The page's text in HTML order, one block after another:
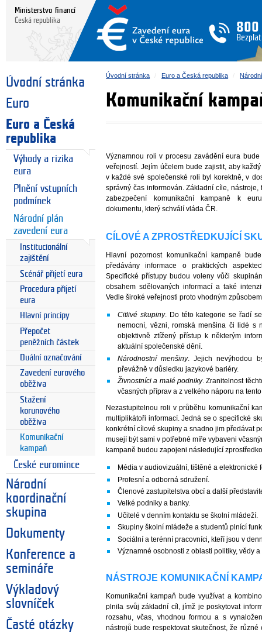
Ministerstvo financí
Česká republika
800
Úvodní stránka
Euro
Euro a Česká
republika
Výhody a rizika
eura
Plnění vstupních
podmínek
Národní plán
zavedení eura
Institucionální
zajištění
Scénář přijetí eura
Procedura přijetí
eura
Hlavní principy
Přepočet
peněžních částek
Duální označování
Zavedení eurového
oběživa
Stažení
korunového
oběživa
Komunikační
kampaň
České euromince
Národní
koordinační
skupina
Dokumenty
Konference a
semináře
Výkladový
slovníček
Časté otázky
Úvodní stránka Euro a Česká republika
Komunikační
Významnou roli v procesu zavádění eura
veřejností. Jejím účelem bude zajistit, aby
v každé své společenské roli byl korektně, v
správný čas informován. Základní cíle,
zabezpečení komunikační kampaně k
dokumentu, který schválí vláda ČR.
CÍLOVÉ A ZPROSTŘEDKUJÍCÍ
Hlavní pozornost komunikační kampaně
předávány informace o praktických
Specifické přístupy budou voleny vůči
obsahem sdělovaných informací a také
Vedle široké veřejnosti proto vhodným
Citlivé skupiny. Do této kategorie se řadí
nemocní, vězni, romská menšina či lidé s
objektivně ztížený přístup k některým
aktuální společenské dění.
Národnostní menšiny. Jejich nevýhodou
převážně v důsledku jazykové bariéry.
Živnostníci a malé podniky. Zranitelnost
včasných příprav a z velkého náporu na
Nezastupitelnou roli v průběhu komunikační
multiplikátoři informací. Jedná se o specifické
konkrétní cílové skupiny a snadno jim předávat
musejí být sami v potřebné míře vybaveni
kampaně budou zapojeni následující
Média v audiovizuální, tištěné a elektronické
Profesní a odborná sdružení.
Členové zastupitelstva obcí a další
Velké podniky a banky.
Učitelé v denním kontaktu se školní mládeží.
Skupiny školní mládeže a studentů plnící
Sociální a terénní pracovníci, kteří jsou v
Významné osobnosti z oblasti politiky, vědy
NÁSTROJE KOMUNIKAČNÍ
Komunikační kampaň bude využívat a
plnila svůj základní cíl, jímž je poskytovat
rozsahu, včas, vhodnou formou a s
nástrojů bude respektovat skutečnost, že